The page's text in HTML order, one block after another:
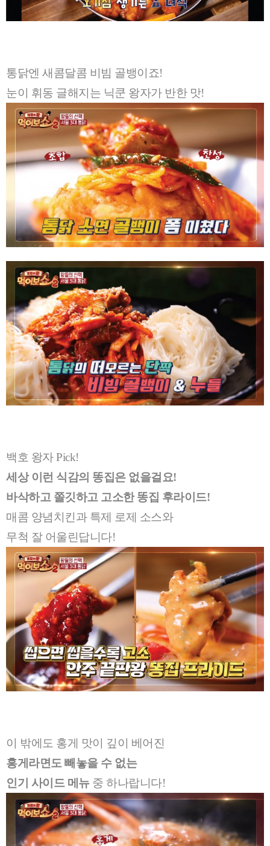
통닭엔 새콤달콤 비빔 골뱅이죠!
눈이 휘동 글해지는 닉쿤 왕자가 반한 맛!
백호 왕자 Pick!
세상 이런 식감의 똥집은 없을걸요!
바삭하고 쫄깃하고 고소한 똥집 후라이드!
매콤 양념치킨과 특제 로제 소스와
무척 잘 어울린답니다!
이 밖에도 홍게 맛이 깊이 베어진
홍게라면도 빼놓을 수 없는
인기 사이드 메뉴중 하나랍니다!